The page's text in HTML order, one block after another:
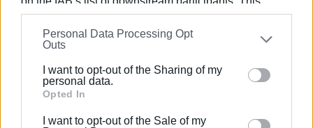
information may also be disclosed by us to third parties
on theIAB’s List of Downstream Participants
that may
further disclose it to other third parties.
Please note that this website/app uses one or more
Google services and may gather and store information
Personal Data Processing Opt
Outs
I want to opt-out of the Sharing of my
personal data.
Opted In
I want to opt-out of the Sale of my
Αντιδήμαρχος, με επαγγελματικές υποχρεώσεις, μπορεί
επίπεδο κατευθύνσεων και προθέσεων, στην πράξη δεν
τακτικής παρακολούθησης των εξελίξεων ή της
έγκαιρης συνεννόησης για ζητήματα που άπτονταν του